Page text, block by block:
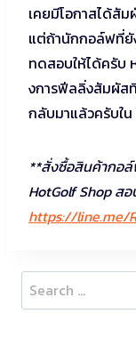
เคยมีโอกาสได้สั
แต่ถ้านักกอล์ฟที่ยั
ทดสอบให้ได้ครับ
งการฟีลลิ่งสัมผัส
กลับมาแล้วครับใ
**สั่งซื้อสินค้ากอ
HotGolf Shop ส
https://line.me/
Search
for: